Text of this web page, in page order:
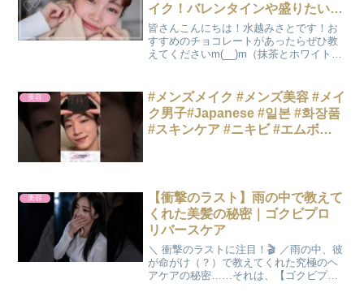
イク！バレンタインや盛りたい日
に♡
皆さんこんにちは！水越みさとです！お
すすめのチョコレートがあったらぜひ教
えてくださいm(__)m（抹茶とホワイトチ
ンデーション03:46 コンシーラー...
美容
#メンズメイク #メンズ美容 #メイ
ク男子#Japanese #일본 #화장품
#スキンケア #ニキビ #エムボ
美容
【衝撃のラスト】雨の中で教えて
くれた美髪の秘密｜ゴクビプロ
リバースケア
＼ 衝撃のラストに注目！🎬 ／雨の中、彼
が命がけ（？）で教えてくれた究極のヘ
アケアの秘密……それは、【ゴクビプロ